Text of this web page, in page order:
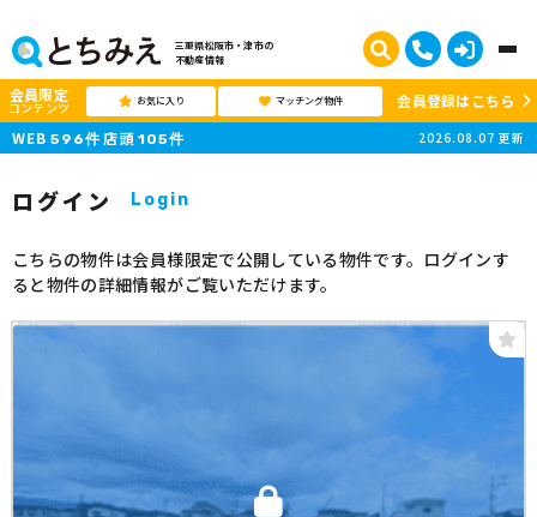
三重県松阪市・津市の
不動産情報
会員限定
コンテンツ お気に入り マッチング物件
会員登録はこちら
WEB 596件 店頭 105件 2026.08.07 更新
ログイン Login
こちらの物件は会員様限定で公開している物件です。ログインす
ると物件の詳細情報がご覧いただけます。